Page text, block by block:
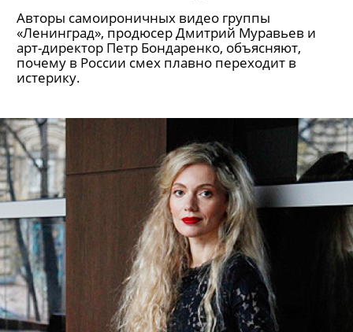
Авторы самоироничных видео группы
«Ленинград», продюсер Дмитрий Муравьев и
арт-директор Петр Бондаренко, объясняют,
почему в России смех плавно переходит в
истерику.